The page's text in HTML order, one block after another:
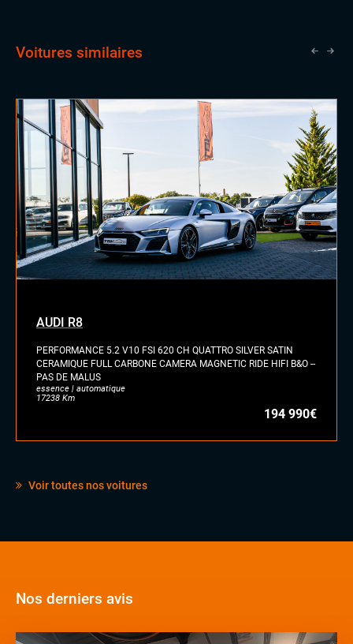
Voitures similaires
AUDI R8
PERFORMANCE 5.2 V10 FSI 620 CH QUATTRO SILVER SATIN
CERAMIQUE FULL CARBONE CAMERA MAGNETIC RIDE HIFI B&O --
PAS DE MALUS
essence | automatique
17238 Km
194 990€
Voir toutes nos voitures
Nos derniers avis